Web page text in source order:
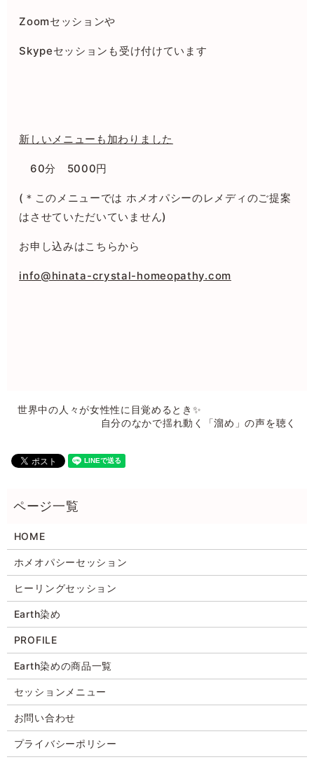
Zoomセッションや
Skypeセッションも受け付けています
新しいメニューも加わりました
60分 5000円
(＊このメニューでは ホメオパシーのレメディのご提案
はさせていただいていません)
お申し込みはこちらから
info@hinata-crystal-homeopathy.com
世界中の人々が女性性に目覚めるとき✨
自分のなかで揺れ動く「溜め」の声を聴く
HOME
ホメオパシーセッション
ヒーリングセッション
Earth染め
PROFILE
Earth染めの商品一覧
セッションメニュー
お問い合わせ
プライバシーポリシー